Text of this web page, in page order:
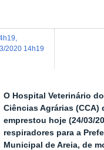
2020 14h19
O Hospital Veterinário
Ciências Agrárias (CCA)
emprestou hoje (24/03/
respiradores para a
Municipal de Areia, de